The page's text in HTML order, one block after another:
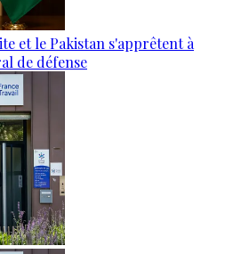
et le Pakistan s'apprêtent à
de défense